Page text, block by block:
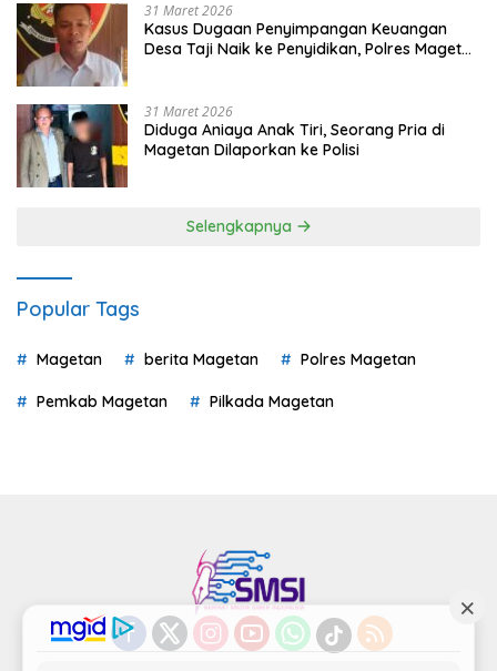
31 Maret 2026
Kasus Dugaan Penyimpangan Keuangan
Desa Taji Naik ke Penyidikan, Polres Magetan
31 Maret 2026
Diduga Aniaya Anak Tiri, Seorang Pria di
Magetan Dilaporkan ke Polisi
Selengkapnya
Popular Tags
Magetan berita Magetan Polres Magetan
Pemkab Magetan Pilkada Magetan